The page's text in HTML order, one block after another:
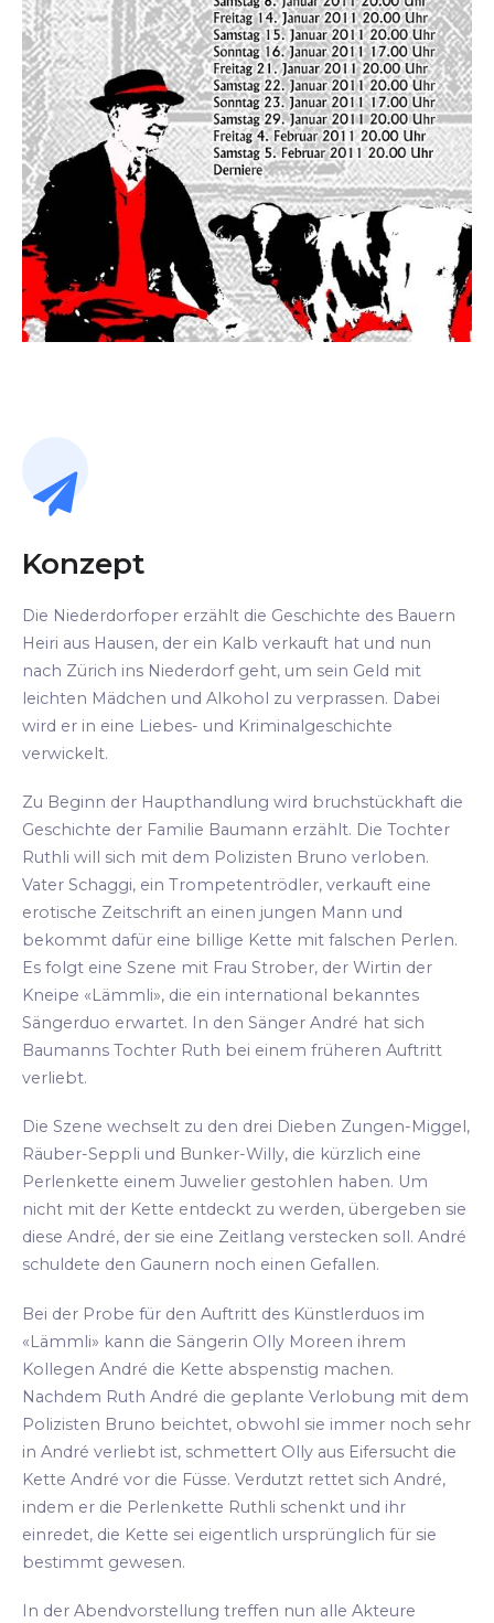
Konzept
Die Niederdorfoper erzählt die Geschichte des Bauern
Heiri aus Hausen, der ein Kalb verkauft hat und nun
nach Zürich ins Niederdorf geht, um sein Geld mit
leichten Mädchen und Alkohol zu verprassen. Dabei
wird er in eine Liebes- und Kriminalgeschichte
verwickelt.
Zu Beginn der Haupthandlung wird bruchstückhaft die
Geschichte der Familie Baumann erzählt. Die Tochter
Ruthli will sich mit dem Polizisten Bruno verloben.
Vater Schaggi, ein Trompetentrödler, verkauft eine
erotische Zeitschrift an einen jungen Mann und
bekommt dafür eine billige Kette mit falschen Perlen.
Es folgt eine Szene mit Frau Strober, der Wirtin der
Kneipe «Lämmli», die ein international bekanntes
Sängerduo erwartet. In den Sänger André hat sich
Baumanns Tochter Ruth bei einem früheren Auftritt
verliebt.
Die Szene wechselt zu den drei Dieben Zungen-Miggel,
Räuber-Seppli und Bunker-Willy, die kürzlich eine
Perlenkette einem Juwelier gestohlen haben. Um
nicht mit der Kette entdeckt zu werden, übergeben sie
diese André, der sie eine Zeitlang verstecken soll. André
schuldete den Gaunern noch einen Gefallen.
Bei der Probe für den Auftritt des Künstlerduos im
«Lämmli» kann die Sängerin Olly Moreen ihrem
Kollegen André die Kette abspenstig machen.
Nachdem Ruth André die geplante Verlobung mit dem
Polizisten Bruno beichtet, obwohl sie immer noch sehr
in André verliebt ist, schmettert Olly aus Eifersucht die
Kette André vor die Füsse. Verdutzt rettet sich André,
indem er die Perlenkette Ruthli schenkt und ihr
einredet, die Kette sei eigentlich ursprünglich für sie
bestimmt gewesen.
In der Abendvorstellung treffen nun alle Akteure